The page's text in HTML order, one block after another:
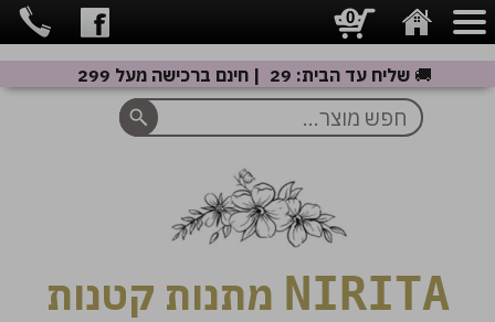
🚚שליח עד הבית: 29 ₪ | חינם ברכישה מעל 299 ₪
NIRITA מתנות קטנות
0